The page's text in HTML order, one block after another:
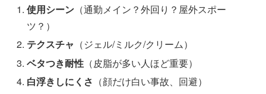
使用シーン （通勤メイン？外回り？屋外スポー
ツ？）
テクスチャ （ジェル/ミルク/クリーム）
ベタつき耐性 （皮脂が多い人ほど重要）
白浮きしにくさ （顔だけ白い事故、回避）